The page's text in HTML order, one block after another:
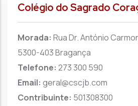
Colégio do Sagrado
Morada: Rua Dr. António
5300-403 Bragança
Telefone: 273 300 590
Email: geral@cscjb.com
Contribuinte: 501308300